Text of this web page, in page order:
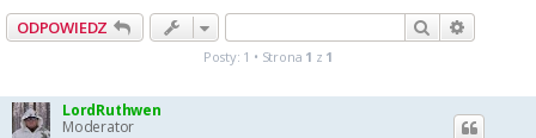
ODPOWIEDZ Szukaj
Posty: 1 • Strona 1 z 1
LordRuthwen
Moderator